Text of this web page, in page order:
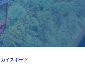
イスポーツ